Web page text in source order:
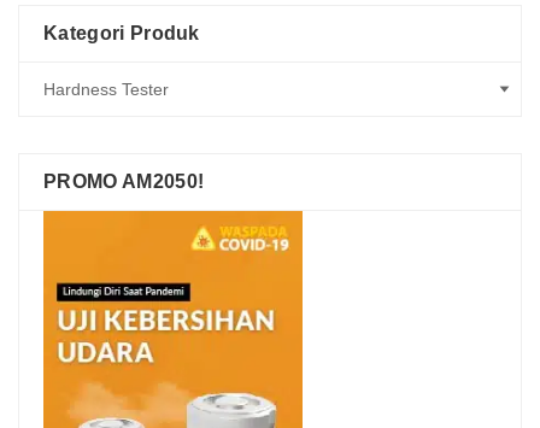
Kategori Produk
PROMO AM2050!